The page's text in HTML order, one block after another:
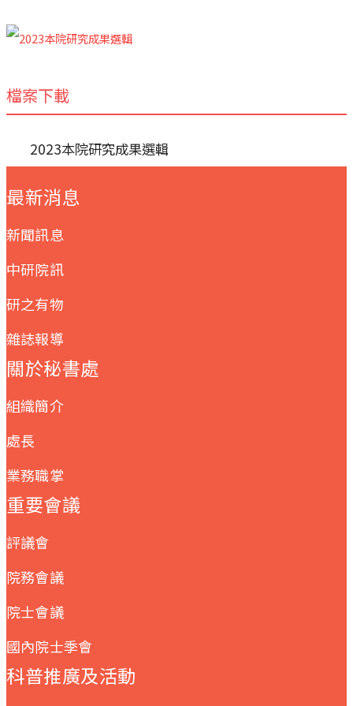
檔案下載
2023本院研究成果選輯
最新消息
新聞訊息
中研院訊
研之有物
雜誌報導
關於秘書處
組織簡介
處長
業務職掌
重要會議
評議會
院務會議
院士會議
國內院士季會
科普推廣及活動